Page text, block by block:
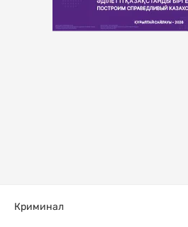
Криминал